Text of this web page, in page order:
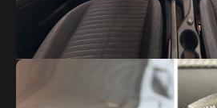
1. reg. dato
10/05/2021
Modelår
2021
Body Type
Hatch Man.